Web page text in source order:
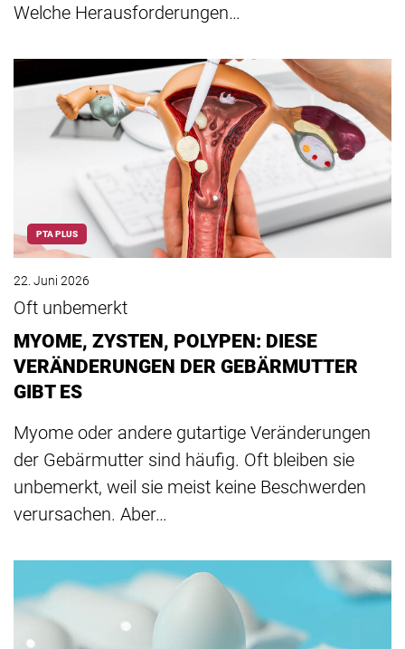
Welche Herausforderungen…
PTA PLUS
22. Juni 2026
Oft unbemerkt
MYOME, ZYSTEN, POLYPEN: DIESE
VERÄNDERUNGEN DER GEBÄRMUTTER
GIBT ES
Myome oder andere gutartige Veränderungen
der Gebärmutter sind häufig. Oft bleiben sie
unbemerkt, weil sie meist keine Beschwerden
verursachen. Aber…